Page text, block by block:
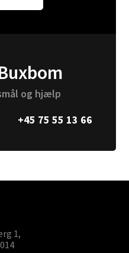
og hjælp
+45 75 55 13 66
1,